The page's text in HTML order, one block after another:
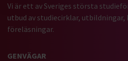
Vi är ett av Sveriges största
utbud av studiecirklar,
föreläsningar.
GENVÄGAR